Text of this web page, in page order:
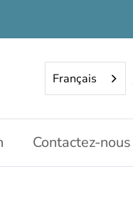
Français
Contactez-nous